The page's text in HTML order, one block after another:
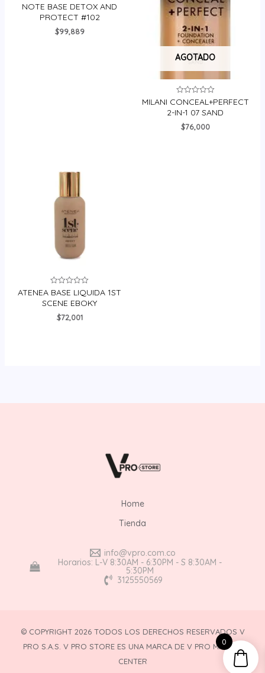
Valorado
en
0
de
NOTE BASE DETOX AND
PROTECT #102
$99,889
AGOTADO
Valorado
0
MILANI CONCEAL+PERFECT
2-IN-1 07 SAND
$76,000
Valorado
0
ATENEA BASE LIQUIDA 1ST
SCENE EBOKY
$72,001
Home
Tienda
info@vpro.com.co
Horarios: L-V 8:30AM - 6:30PM - S 8:30AM -
5:30PM
3125550569
© COPYRIGHT 2026 TODOS LOS DERECHOS RESERVADOS V
PRO S.A.S. V PRO STORE ES UNA MARCA DE V PRO MAKEUP
CENTER
0